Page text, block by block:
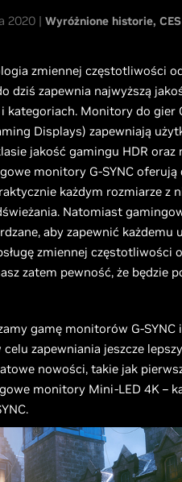
2020 | Wyróżnione historie
zmiennej częstotliwości
dziś zapewnia najwyższą
Monitory do gier
Displays) zapewniają
jakość gamingu HDR oraz
monitory G-SYNC oferują
każdym rozmiarze z
Natomiast
aby zapewnić każdemu
zmiennej częstotliwości
zatem pewność, że będzie
gamę monitorów G-SYNC
zapewniania jeszcze
nowości, takie jak
monitory Mini-LED 4K –